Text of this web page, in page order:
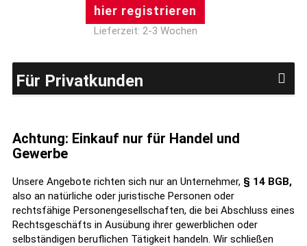
hier registrieren
Lieferzeit: 2-3 Wochen
Für Privatkunden
Achtung: Einkauf nur für Handel und
Gewerbe
Unsere Angebote richten sich nur an Unternehmer, § 14 BGB,
also an natürliche oder juristische Personen oder
rechtsfähige Personengesellschaften, die bei Abschluss eines
Rechtsgeschäfts in Ausübung ihrer gewerblichen oder
selbständigen beruflichen Tätigkeit handeln. Wir schließen